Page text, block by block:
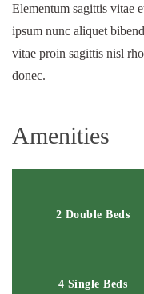
Elementum sagittis vitae
ipsum nunc aliquet
vitae proin sagittis nisl
donec.
Amenities
2 Double Beds
4 Single Beds